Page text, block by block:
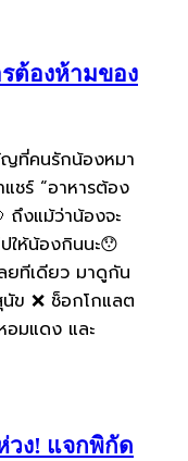
ต้องห้ามของ
ญที่คนรักน้องหมา
ชร์ “อาหารต้อง
ถึงแม้ว่าน้องจะ
ให้น้องกินนะ😯
ยทีเดียว มาดูกัน
นัข ❌ ช็อกโกแลต
อมแดง และ
วง! แจกพิกัด